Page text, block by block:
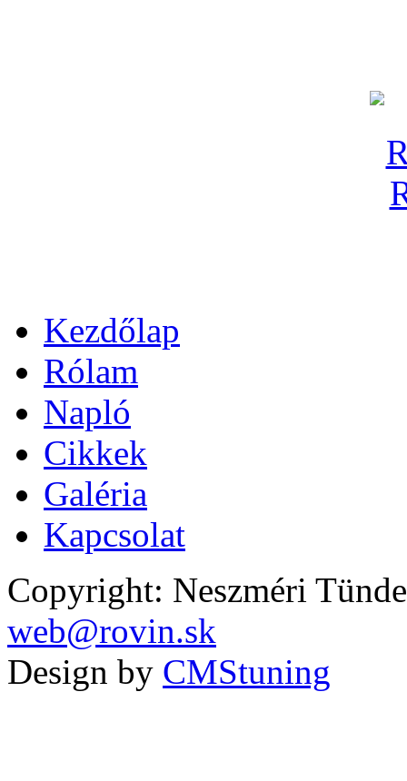
Kezdőlap
Rólam
Napló
Cikkek
Galéria
Kapcsolat
Copyright: Neszméri
web@rovin.sk
Design by CMStuning